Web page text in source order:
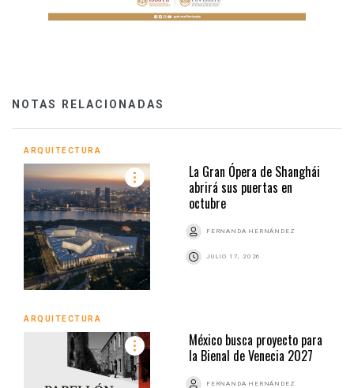
NOTAS RELACIONADAS
ARQUITECTURA
La Gran Ópera de Shanghái
abrirá sus puertas en
octubre
FERNANDA HERNÁNDEZ
JULIO 17, 2026
ARQUITECTURA
México busca proyecto para
la Bienal de Venecia 2027
FERNANDA HERNÁNDEZ